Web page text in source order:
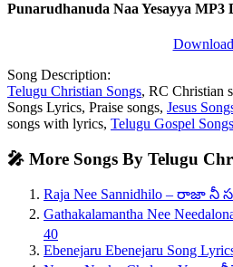
Punarudhanuda Naa Yesayya MP3
Download
Song Description:
Telugu Christian Songs, RC Christian
Songs Lyrics, Praise songs, Jesus
songs with lyrics, Telugu Gospel Songs
🎤 More Songs By Telugu
Raja Nee Sannidhilo – రాజా
Gathakalamantha Nee
40
Ebenejaru Ebenejaru Song